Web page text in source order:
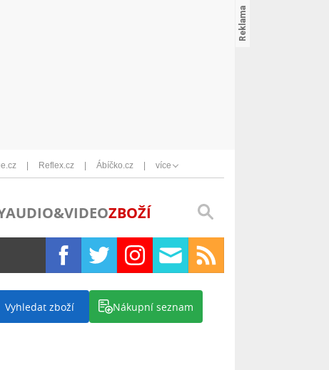
Reflex.cz Ábíčko.cz více
AUDIO&VIDEOZBOŽÍ
Vyhledat zboží Nákupní seznam